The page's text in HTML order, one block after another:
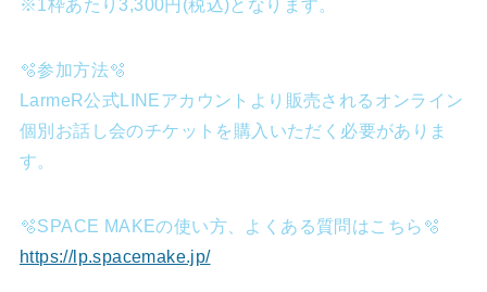
※1枠あたり3,300円(税込)となります。
🫧参加方法🫧
LarmeR公式LINEアカウントより販売されるオンライン
個別お話し会のチケットを購入いただく必要がありま
す。
🫧SPACE MAKEの使い方、よくある質問はこちら🫧
https://lp.spacemake.jp/